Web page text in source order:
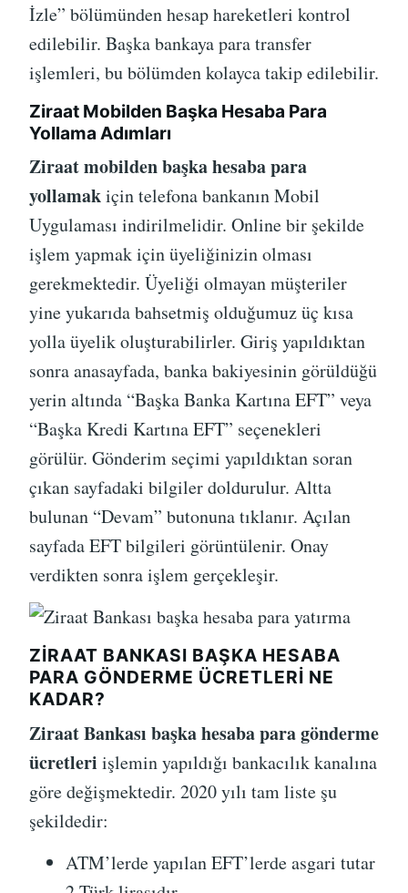
İzle” bölümünden hesap hareketleri kontrol
edilebilir. Başka bankaya para transfer
işlemleri, bu bölümden kolayca takip edilebilir.
Ziraat Mobilden Başka Hesaba Para
Yollama Adımları
Ziraat mobilden başka hesaba para
yollamakiçin telefona bankanın Mobil
Uygulaması indirilmelidir. Online bir şekilde
işlem yapmak için üyeliğinizin olması
gerekmektedir. Üyeliği olmayan müşteriler
yine yukarıda bahsetmiş olduğumuz üç kısa
yolla üyelik oluşturabilirler. Giriş yapıldıktan
sonra anasayfada, banka bakiyesinin görüldüğü
yerin altında “Başka Banka Kartına EFT” veya
“Başka Kredi Kartına EFT” seçenekleri
görülür. Gönderim seçimi yapıldıktan soran
çıkan sayfadaki bilgiler doldurulur. Altta
bulunan “Devam” butonuna tıklanır. Açılan
sayfada EFT bilgileri görüntülenir. Onay
verdikten sonra işlem gerçekleşir.
ZIRAAT BANKASI BAŞKA HESABA
PARA GÖNDERME ÜCRETLERI NE
KADAR?
Ziraat Bankası başka hesaba para gönderme
ücretleri işlemin yapıldığı bankacılık kanalına
göre değişmektedir. 2020 yılı tam liste şu
şekildedir:
ATM’lerde yapılan EFT’lerde asgari tutar